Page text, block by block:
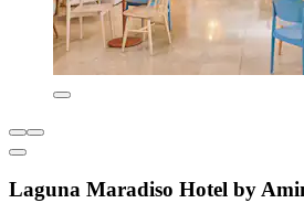
Laguna Maradiso Hotel by